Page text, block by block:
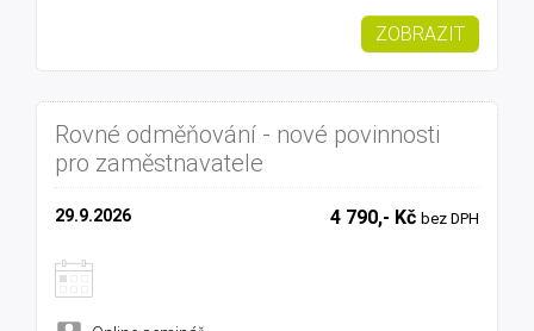
ZOBRAZIT
Rovné odměňování - nové povinnosti
pro zaměstnavatele
4 790,- Kč bez DPH
29.9.2026